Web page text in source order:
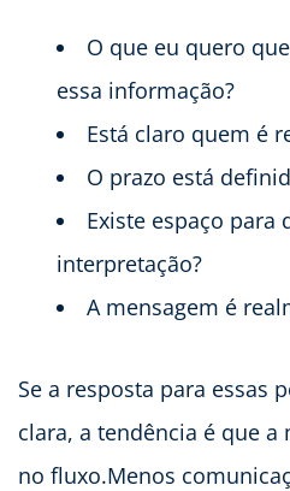
O que eu quero
essa informação?
Está claro quem é
O prazo está
Existe espaço para
interpretação?
A mensagem é
Se a resposta para essas
clara, a tendência é que a
no fluxo.Menos